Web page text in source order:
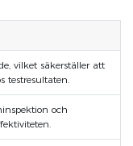
vilket säkerställer att
och